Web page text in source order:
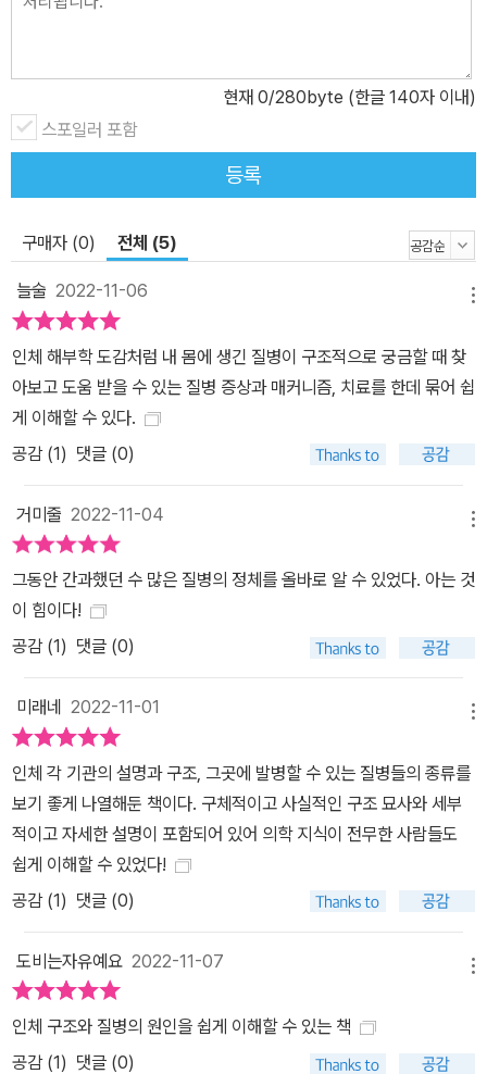
현재 0/280byte (한글 140자 이내)
스포일러 포함
등록
구매자 (0) 전체 (5)
늘술 2022-11-06
인체 해부학 도감처럼 내 몸에 생긴 질병이 구조적으로 궁금할 때 찾
아보고 도움 받을 수 있는 질병 증상과 매커니즘, 치료를 한데 묶어 쉽
게 이해할 수 있다.
공감 (1) 댓글 (0)
거미줄 2022-11-04
그동안 간과했던 수 많은 질병의 정체를 올바로 알 수 있었다. 아는 것
이 힘이다!
공감 (1) 댓글 (0)
미래네 2022-11-01
인체 각 기관의 설명과 구조, 그곳에 발병할 수 있는 질병들의 종류를
보기 좋게 나열해둔 책이다. 구체적이고 사실적인 구조 묘사와 세부
적이고 자세한 설명이 포함되어 있어 의학 지식이 전무한 사람들도
쉽게 이해할 수 있었다!
공감 (1) 댓글 (0)
도비는자유예요 2022-11-07
인체 구조와 질병의 원인을 쉽게 이해할 수 있는 책
공감 (1) 댓글 (0)